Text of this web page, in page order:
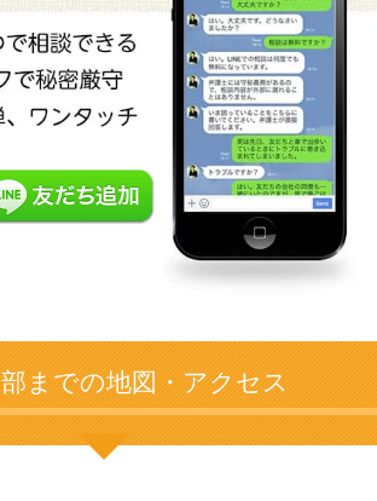
までの地図・アクセス